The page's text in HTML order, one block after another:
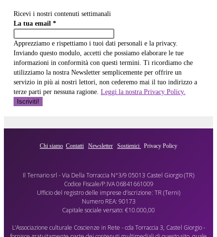
Ricevi i nostri contenuti settimanali
La tua email *
Apprezziamo e rispettiamo i tuoi dati personali e la privacy.
Inviando questo modulo, accetti che possiamo elaborare le tue
informazioni in conformità con questi termini. Ti ricordiamo che
utilizziamo la nostra Newsletter semplicemente per offrire un
servizio in più ai nostri lettori, non cederemo mai il tuo indirizzo a
terze parti per nessuna ragione. Leggi la nostra Privacy Policy.
Chi siamo Contatti Newsletter Sostienici Privacy Policy
Il Ternario srl - Via Della Torraccia N°3/9 05013 Castel Giorgio (TR)
Codice Fiscale/P.IVA 06841661009
Ufficio del registro delle imprese d’iscrizione: TR (Terni)
Numero REA: 90173
Capitale sociale versato: €10.000,00
L’Associazione culturale Coscienze in Rete - cda Torraccia 3, Castel Giorgio -